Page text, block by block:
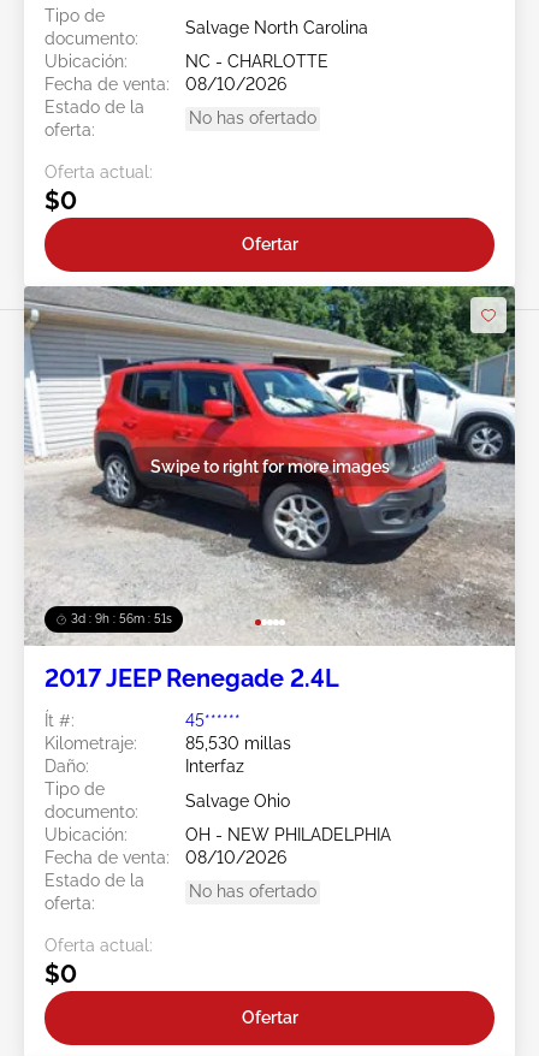
Tipo de
documento:
Salvage North Carolina
Ubicación:
NC - CHARLOTTE
Fecha de venta:
08/10/2026
Estado de la
oferta:
No has ofertado
Oferta actual:
$0
Ofertar
3d : 9h : 56m : 49s
Swipe to right for more images
2017 JEEP Renegade 2.4L
Ít #:
45******
Kilometraje:
85,530 millas
Daño:
Interfaz
Tipo de
documento:
Salvage Ohio
Ubicación:
OH - NEW PHILADELPHIA
Fecha de venta:
08/10/2026
Estado de la
oferta:
No has ofertado
Oferta actual:
$0
Ofertar